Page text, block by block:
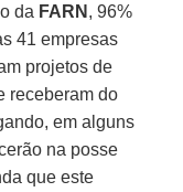
da FARN , 96%
41 empresas
projetos de
receberam do
em alguns
na posse
que este